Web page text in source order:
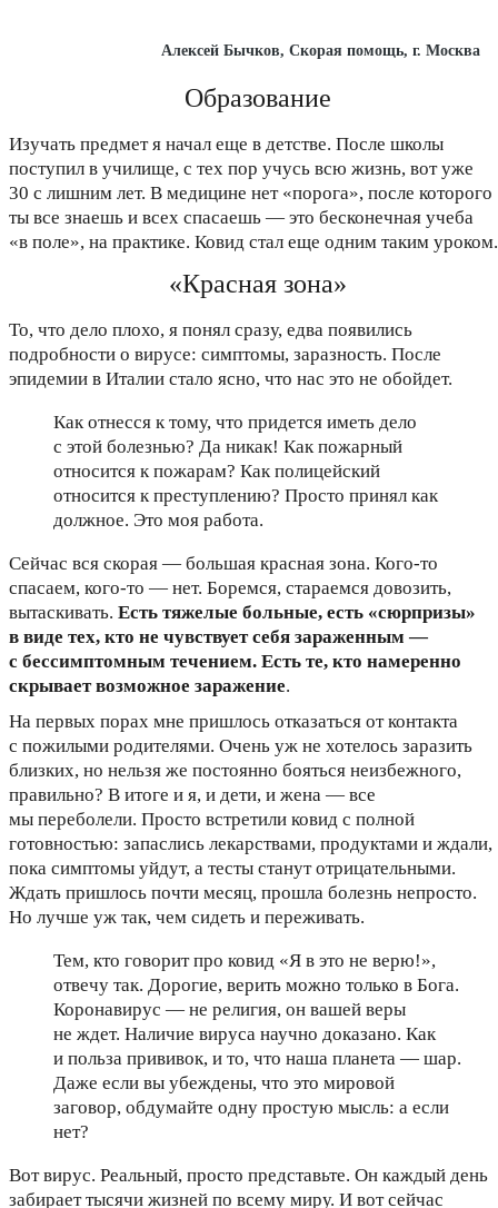
Алексей Бычков, Скорая помощь, г. Москва
Образование
Изучать предмет я начал еще в детстве. После школы
поступил в училище, с тех пор учусь всю жизнь, вот уже
30 с лишним лет. В медицине нет «порога», после которого
ты все знаешь и всех спасаешь — это бесконечная учеба
«в поле», на практике. Ковид стал еще одним таким уроком.
«Красная зона»
То, что дело плохо, я понял сразу, едва появились
подробности о вирусе: симптомы, заразность. После
эпидемии в Италии стало ясно, что нас это не обойдет.
Как отнесся к тому, что придется иметь дело
с этой болезнью? Да никак! Как пожарный
относится к пожарам? Как полицейский
относится к преступлению? Просто принял как
должное. Это моя работа.
Сейчас вся скорая — большая красная зона. Кого-то
спасаем, кого-то — нет. Боремся, стараемся довозить,
вытаскивать. Есть тяжелые больные, есть «сюрпризы»
в виде тех, кто не чувствует себя зараженным —
с бессимптомным течением. Есть те, кто намеренно
скрывает возможное заражение.
На первых порах мне пришлось отказаться от контакта
с пожилыми родителями. Очень уж не хотелось заразить
близких, но нельзя же постоянно бояться неизбежного,
правильно? В итоге и я, и дети, и жена — все
мы переболели. Просто встретили ковид с полной
готовностью: запаслись лекарствами, продуктами и ждали,
пока симптомы уйдут, а тесты станут отрицательными.
Ждать пришлось почти месяц, прошла болезнь непросто.
Но лучше уж так, чем сидеть и переживать.
Тем, кто говорит про ковид «Я в это не верю!»,
отвечу так. Дорогие, верить можно только в Бога.
Коронавирус — не религия, он вашей веры
не ждет. Наличие вируса научно доказано. Как
и польза прививок, и то, что наша планета — шар.
Даже если вы убеждены, что это мировой
заговор, обдумайте одну простую мысль: а если
нет?
Вот вирус. Реальный, просто представьте. Он каждый день
забирает тысячи жизней по всему миру. И вот сейчас